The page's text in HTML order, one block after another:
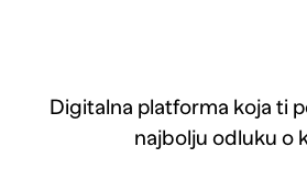
Digitalna platforma koja ti
najbolju odluku o